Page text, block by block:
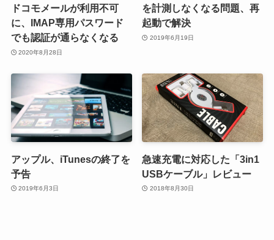
ドコモメールが利用不可
に、IMAP専用パスワード
でも認証が通らなくなる
2020年8月28日
を計測しなくなる問題、再
起動で解決
2019年6月19日
アップル、iTunesの終了を
予告
2019年6月3日
急速充電に対応した「3in1
USBケーブル」レビュー
2018年8月30日